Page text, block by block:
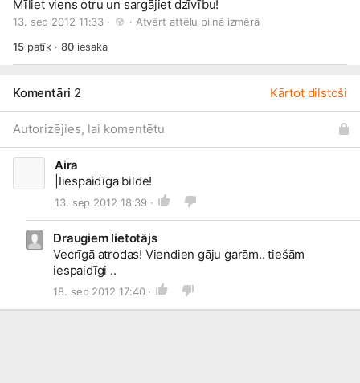
Mīliet viens otru un sargājiet dzīvību!
13. sep 2012 11:33 · · Atvērt attēlu pilnā izmērā
15patīk · 80iesaka
Komentāri 2 Kārtot dilstoši
Autorizējies, lai komentētu
Aira
|Iiespaidīga bilde!
13. sep 2012 18:39 ·
Draugiem lietotājs
Vecrīgā atrodas! Viendien gāju garām.. tiešām
iespaidīgi ..
18. sep 2012 17:40 ·